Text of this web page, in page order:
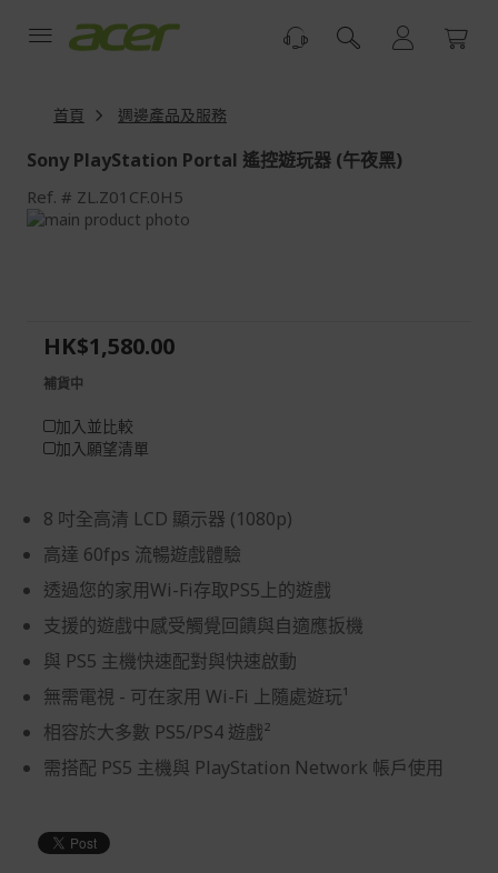
首頁
週邊產品及服務
Sony PlayStation Portal 遙控遊玩器 (午夜黑)
Ref. ZL.Z01CF.0H5
Skip
images
gallery
the
images
gallery
8 吋全高清 LCD 顯示器 (1080p)
高達 60fps 流暢遊戲體驗
透過您的家用Wi-Fi存取PS5上的遊戲
支援的遊戲中感受觸覺回饋與自適應扳機
與 PS5 主機快速配對與快速啟動
無需電視 - 可在家用 Wi-Fi 上隨處遊玩¹
相容於大多數 PS5/PS4 遊戲²
需搭配 PS5 主機與 PlayStation Network 帳戶使用
HK$1,580.00
補貨中
加入並比較
加入願望清單